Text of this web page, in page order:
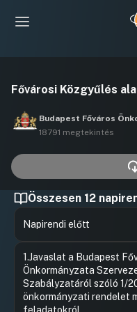
Fővárosi Közgyűlés
Budapest Főváros
18791 megtekintés
Összesen 12
Napirendi előtt
1.Javaslat a Budapest
Önkormányzata
Szabályzatáról szóló 1/
önkormányzati rendelet